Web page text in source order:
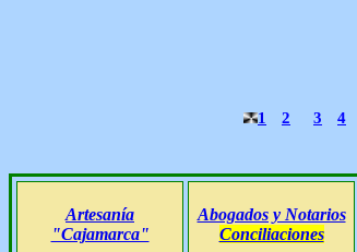
1 2 3 4
Artesanía
"Cajamarca"
Abogados y Notarios
Conciliaciones